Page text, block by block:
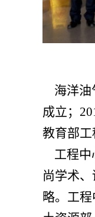
海洋油
成立；
教育部工
工程中
尚学术
略。工